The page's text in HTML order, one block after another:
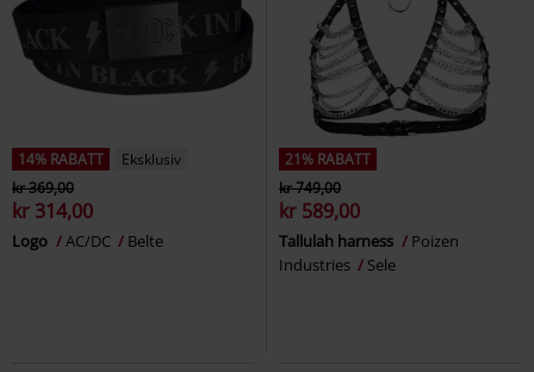
14% RABATT
Eksklusiv
kr 369,00
kr 314,00
Logo AC/DC Belte
21% RABATT
kr 749,00
kr 589,00
Tallulah harness
Poizen
Industries
Sele